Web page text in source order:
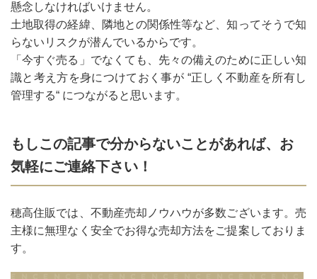
懸念しなければいけません。
土地取得の経緯、隣地との関係性等など、知ってそうで知
らないリスクが潜んでいるからです。
「今すぐ売る」でなくても、先々の備えのために正しい知
識と考え方を身につけておく事が “正しく不動産を所有し
管理する“ につながると思います。
もしこの記事で分からないことがあれば、お
気軽にご連絡下さい！
穂高住販では、不動産売却ノウハウが多数ございます。売
主様に無理なく安全でお得な売却方法をご提案しておりま
す。